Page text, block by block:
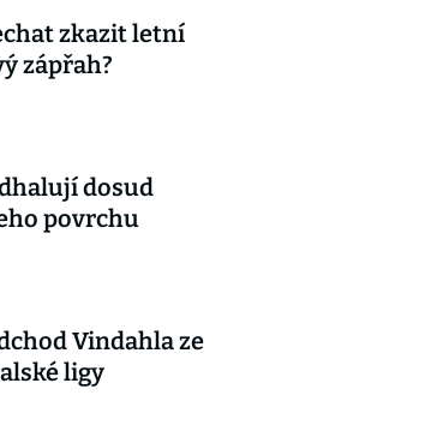
zkazit letní
zápřah?
dosud
povrchu
Vindahla ze
ligy